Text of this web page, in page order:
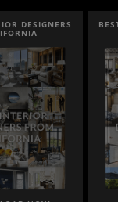
DESIGNERS